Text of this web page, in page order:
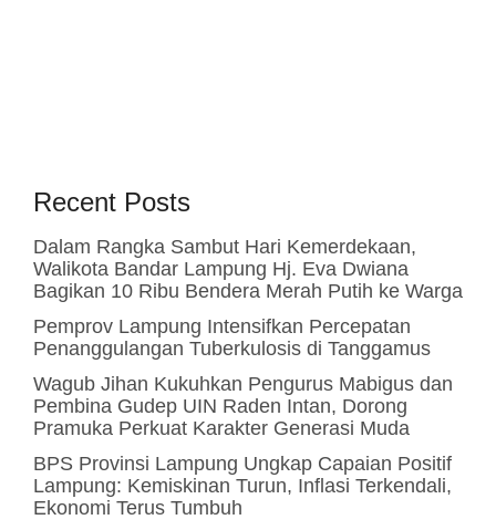
Recent Posts
Dalam Rangka Sambut Hari Kemerdekaan,
Walikota Bandar Lampung Hj. Eva Dwiana
Bagikan 10 Ribu Bendera Merah Putih ke Warga
Pemprov Lampung Intensifkan Percepatan
Penanggulangan Tuberkulosis di Tanggamus
Wagub Jihan Kukuhkan Pengurus Mabigus dan
Pembina Gudep UIN Raden Intan, Dorong
Pramuka Perkuat Karakter Generasi Muda
BPS Provinsi Lampung Ungkap Capaian Positif
Lampung: Kemiskinan Turun, Inflasi Terkendali,
Ekonomi Terus Tumbuh